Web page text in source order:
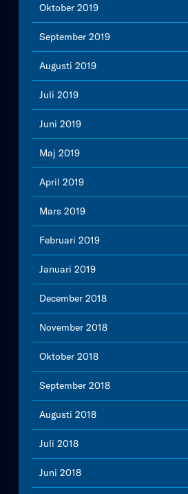
Oktober 2019
September 2019
Augusti 2019
Juli 2019
Juni 2019
Maj 2019
April 2019
Mars 2019
Februari 2019
Januari 2019
December 2018
November 2018
Oktober 2018
September 2018
Augusti 2018
Juli 2018
Juni 2018